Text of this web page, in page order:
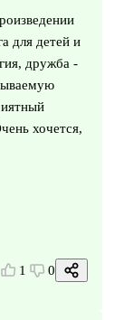
для детей и
дружба -
хочется,
1 0